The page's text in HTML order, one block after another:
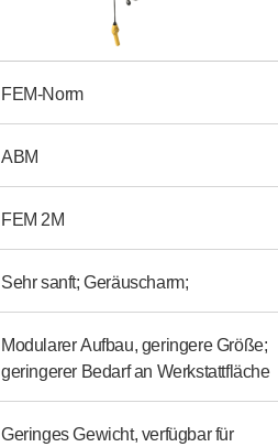
FEM-Norm
ABM
FEM 2M
Sehr sanft; Geräuscharm;
Modularer Aufbau, geringere Größe;
geringerer Bedarf an Werkstattfläche
Geringes Gewicht, verfügbar für